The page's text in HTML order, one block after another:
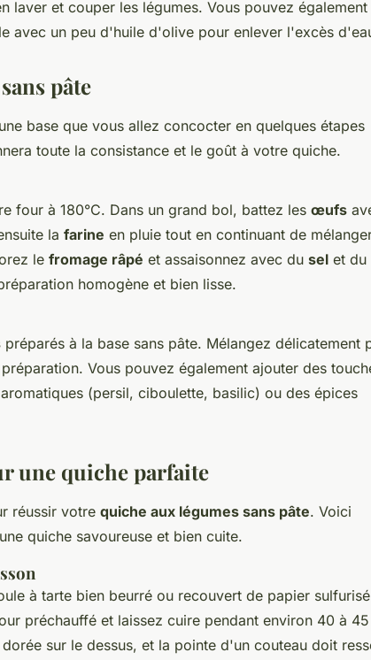
laver et couper les légumes. Vous pouvez également
avec un peu d'huile d'olive pour enlever l'excès
pâte
base que vous allez concocter en quelques étapes
toute la consistance et le goût à votre quiche.
four à 180°C. Dans un grand bol, battez les œufs
la farine en pluie tout en continuant de
le fromage râpé et assaisonnez avec du sel et du
homogène et bien lisse.
préparés à la base sans pâte. Mélangez délicatement
Vous pouvez également ajouter des
(persil, ciboulette, basilic) ou des épices
une quiche parfaite
réussir votre quiche aux légumes sans pâte. Voici
quiche savoureuse et bien cuite.
à tarte bien beurré ou recouvert de papier
préchauffé et laissez cuire pendant environ 40 à 45
sur le dessus, et la pointe d'un couteau doit